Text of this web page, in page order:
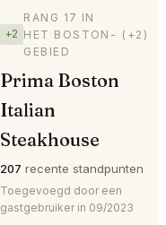
+2
RANG 17 IN
HET BOSTON-
GEBIED
(+2)
Prima Boston
Italian
Steakhouse
207 recente standpunten
Toegevoegd door een
gastgebruiker in 09/2023